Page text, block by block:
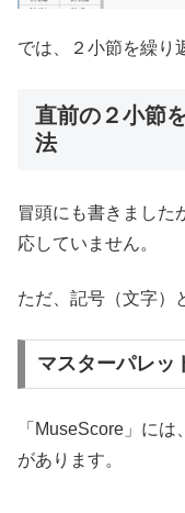
では、２小節を繰り
直前の２小節
法
冒頭にも書きました
応していません。
ただ、記号（文字）
マスターパレッ
「MuseScore」に
があります。